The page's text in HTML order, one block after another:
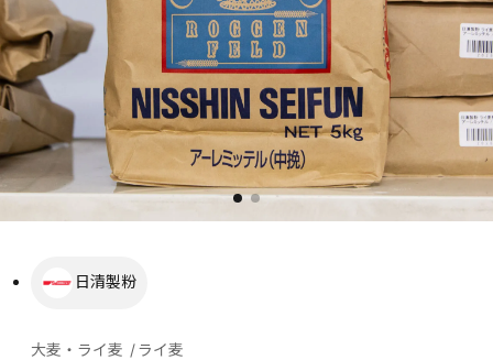
日清製粉
大麦・ライ麦 ライ麦